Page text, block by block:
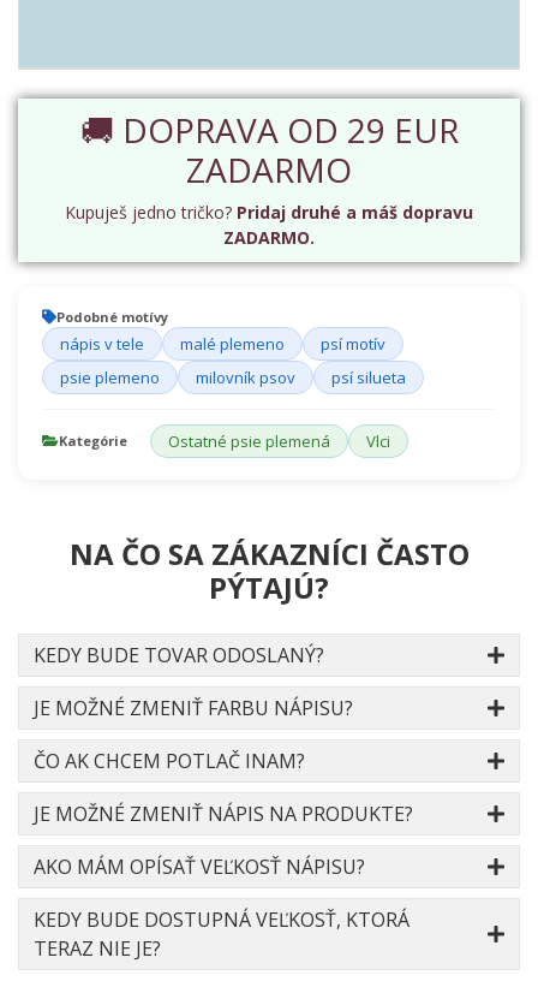
🚚 DOPRAVA OD 29 EUR
ZADARMO
Kupuješ jedno tričko? Pridaj druhé a máš dopravu
ZADARMO.
Podobné motívy
nápis v tele malé plemeno
psí motív
psie plemeno
milovník psov psí silueta
Kategórie Ostatné psie plemená Vlci
NA ČO SA ZÁKAZNÍCI ČASTO
PÝTAJÚ?
KEDY BUDE TOVAR ODOSLANÝ?
JE MOŽNÉ ZMENIŤ FARBU NÁPISU?
ČO AK CHCEM POTLAČ INAM?
JE MOŽNÉ ZMENIŤ NÁPIS NA PRODUKTE?
AKO MÁM OPÍSAŤ VEĽKOSŤ NÁPISU?
KEDY BUDE DOSTUPNÁ VEĽKOSŤ, KTORÁ
TERAZ NIE JE?